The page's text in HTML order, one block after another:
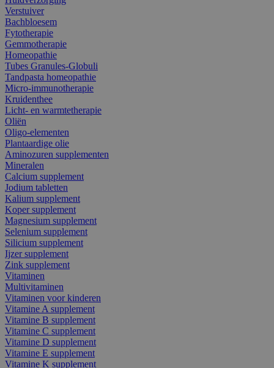
Verstuiver
Bachbloesem
Fytotherapie
Gemmotherapie
Homeopathie
Tubes Granules-Globuli
Tandpasta homeopathie
Micro-immunotherapie
Kruidenthee
Licht- en warmtetherapie
Oliën
Oligo-elementen
Plantaardige olie
Aminozuren supplementen
Mineralen
Calcium supplement
Jodium tabletten
Kalium supplement
Koper supplement
Magnesium supplement
Selenium supplement
Silicium supplement
Ijzer supplement
Zink supplement
Vitaminen
Multivitaminen
Vitaminen voor kinderen
Vitamine A supplement
Vitamine B supplement
Vitamine C supplement
Vitamine D supplement
Vitamine E supplement
Vitamine K supplement